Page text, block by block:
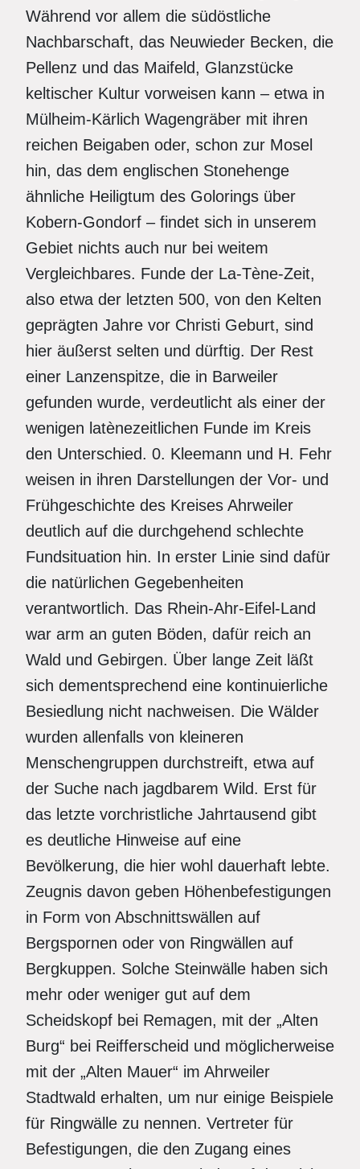
Während vor allem die südöstliche
Nachbarschaft, das Neuwieder Becken, die
Pellenz und das Maifeld, Glanzstücke
keltischer Kultur vorweisen kann – etwa in
Mülheim-Kärlich Wagengräber mit ihren
reichen Beigaben oder, schon zur Mosel
hin, das dem englischen Stonehenge
ähnliche Heiligtum des Golorings über
Kobern-Gondorf – findet sich in unserem
Gebiet nichts auch nur bei weitem
Vergleichbares. Funde der La-Tène-Zeit,
also etwa der letzten 500, von den Kelten
geprägten Jahre vor Christi Geburt, sind
hier äußerst selten und dürftig. Der Rest
einer Lanzenspitze, die in Barweiler
gefunden wurde, verdeutlicht als einer der
wenigen latènezeitlichen Funde im Kreis
den Unterschied. 0. Kleemann und H. Fehr
weisen in ihren Darstellungen der Vor- und
Frühgeschichte des Kreises Ahrweiler
deutlich auf die durchgehend schlechte
Fundsituation hin. In erster Linie sind dafür
die natürlichen Gegebenheiten
verantwortlich. Das Rhein-Ahr-Eifel-Land
war arm an guten Böden, dafür reich an
Wald und Gebirgen. Über lange Zeit läßt
sich dementsprechend eine kontinuierliche
Besiedlung nicht nachweisen. Die Wälder
wurden allenfalls von kleineren
Menschengruppen durchstreift, etwa auf
der Suche nach jagdbarem Wild. Erst für
das letzte vorchristliche Jahrtausend gibt
es deutliche Hinweise auf eine
Bevölkerung, die hier wohl dauerhaft lebte.
Zeugnis davon geben Höhenbefestigungen
in Form von Abschnittswällen auf
Bergspornen oder von Ringwällen auf
Bergkuppen. Solche Steinwälle haben sich
mehr oder weniger gut auf dem
Scheidskopf bei Remagen, mit der „Alten
Burg“ bei Reifferscheid und möglicherweise
mit der „Alten Mauer“ im Ahrweiler
Stadtwald erhalten, um nur einige Beispiele
für Ringwälle zu nennen. Vertreter für
Befestigungen, die den Zugang eines